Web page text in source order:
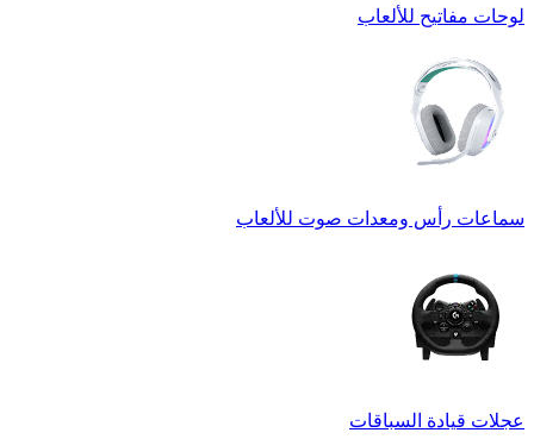
لوحات مفاتيح للألعاب
سماعات رأس ومعدات صوت للألعاب
عجلات قيادة السباقات